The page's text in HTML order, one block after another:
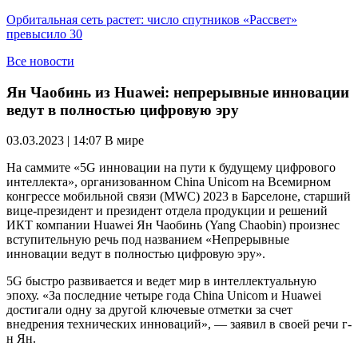
Орбитальная сеть растет: число спутников «Рассвет»
превысило 30
Все новости
Ян Чаобинь из Huawei: непрерывные инновации
ведут в полностью цифровую эру
03.03.2023 | 14:07 В мире
На саммите «5G инновации на пути к будущему цифрового
интеллекта», организованном China Unicom на Всемирном
конгрессе мобильной связи (MWC) 2023 в Барселоне, старший
вице-президент и президент отдела продукции и решений
ИКТ компании Huawei Ян Чаобинь (Yang Chaobin) произнес
вступительную речь под названием «Непрерывные
инновации ведут в полностью цифровую эру».
5G быстро развивается и ведет мир в интеллектуальную
эпоху. «За последние четыре года China Unicom и Huawei
достигали одну за другой ключевые отметки за счет
внедрения технических инноваций», — заявил в своей речи г-
н Ян.